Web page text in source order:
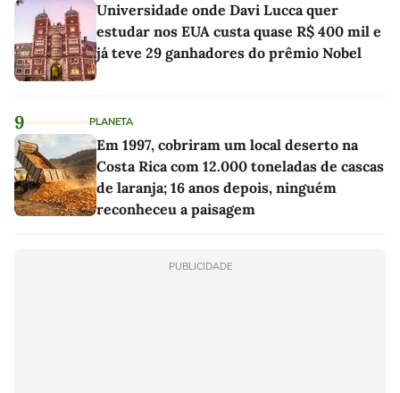
Universidade onde Davi Lucca quer
estudar nos EUA custa quase R$ 400 mil e
já teve 29 ganhadores do prêmio Nobel
9 PLANETA
Em 1997, cobriram um local deserto na
Costa Rica com 12.000 toneladas de cascas
de laranja; 16 anos depois, ninguém
reconheceu a paisagem
PUBLICIDADE